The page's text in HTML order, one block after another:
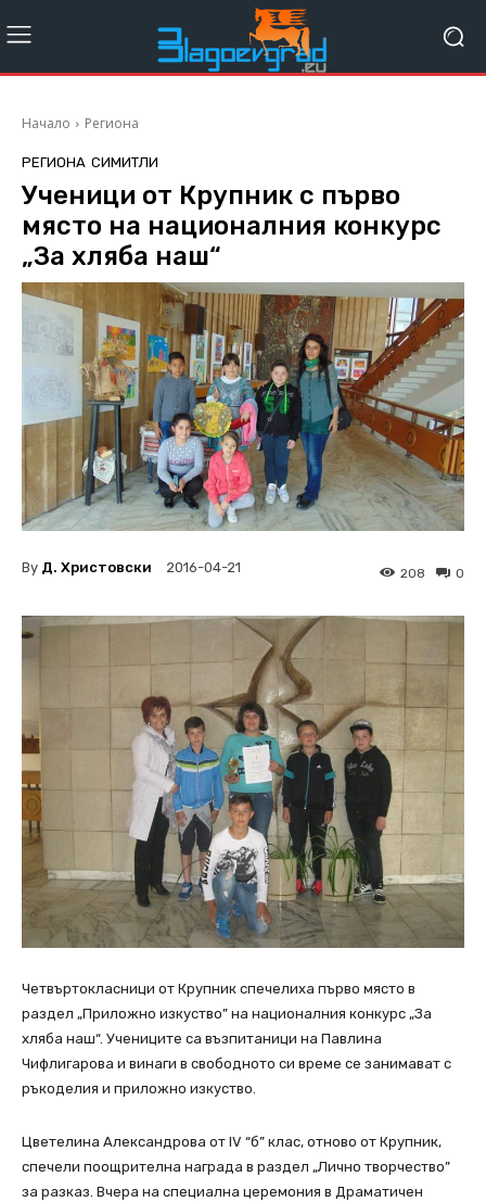
Начало Региона
РЕГИОНА СИМИТЛИ
Ученици от Крупник с първо
място на националния конкурс
„За хляба наш“
By Д. Христовски 2016-04-21 0
208
Четвъртокласници от Крупник спечелиха първо място в
раздел „Приложно изкуство” на националния конкурс „За
хляба наш“. Учениците са възпитаници на Павлина
Чифлигарова и винаги в свободното си време се занимават с
ръкоделия и приложно изкуство.
Цветелина Александрова от IV “б” клас, отново от Крупник,
спечели поощрителна награда в раздел „Лично творчество”
за разказ. Вчера на специална церемония в Драматичен